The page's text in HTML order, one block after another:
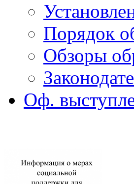
Порядок
Обзоры
Оф.